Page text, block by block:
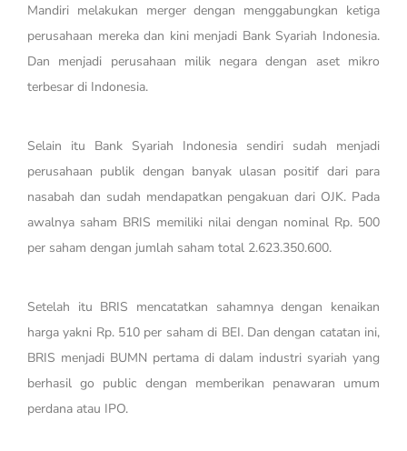
Mandiri melakukan merger dengan menggabungkan ketiga
perusahaan mereka dan kini menjadi Bank Syariah Indonesia.
Dan menjadi perusahaan milik negara dengan aset mikro
terbesar di Indonesia.
Selain itu Bank Syariah Indonesia sendiri sudah menjadi
perusahaan publik dengan banyak ulasan positif dari para
nasabah dan sudah mendapatkan pengakuan dari OJK. Pada
awalnya saham BRIS memiliki nilai dengan nominal Rp. 500
per saham dengan jumlah saham total 2.623.350.600.
Setelah itu BRIS mencatatkan sahamnya dengan kenaikan
harga yakni Rp. 510 per saham di BEI. Dan dengan catatan ini,
BRIS menjadi BUMN pertama di dalam industri syariah yang
berhasil go public dengan memberikan penawaran umum
perdana atau IPO.